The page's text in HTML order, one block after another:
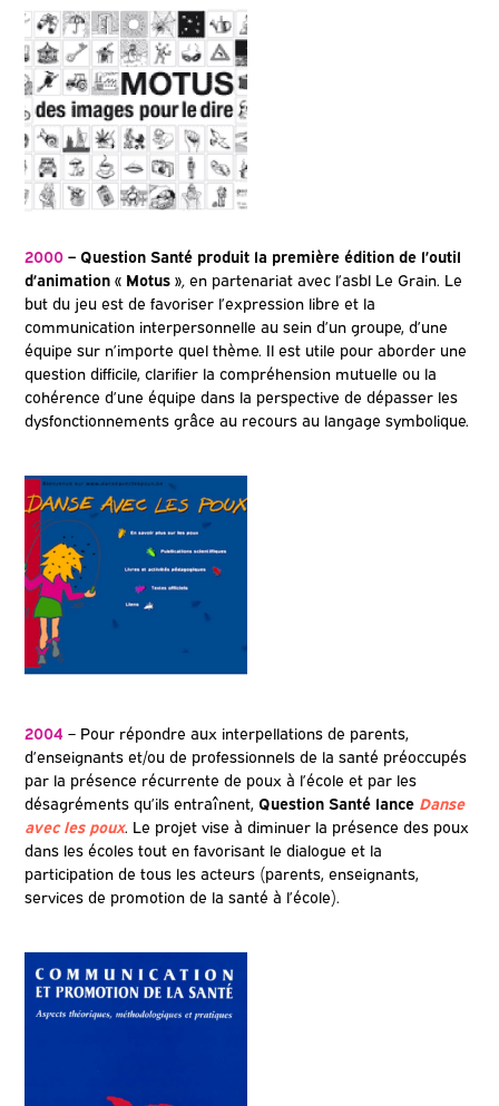
2000 – Question Santé produit la première édition de l’outil
d’animation « Motus »,en partenariat avec l’asbl Le Grain. Le
but du jeu est de favoriser l’expression libre et la
communication interpersonnelle au sein d’un groupe, d’une
équipe sur n’importe quel thème. Il est utile pour aborder une
question difficile, clarifier la compréhension mutuelle ou la
cohérence d’une équipe dans la perspective de dépasser les
dysfonctionnements grâce au recours au langage symbolique.
2004 – Pour répondre aux interpellations de parents,
d’enseignants et/ou de professionnels de la santé préoccupés
par la présence récurrente de poux à l’école et par les
désagréments qu’ils entraînent, Question Santé lance Danse
avec les poux. Le projet vise à diminuer la présence des poux
dans les écoles tout en favorisant le dialogue et la
participation de tous les acteurs (parents, enseignants,
services de promotion de la santé à l’école).